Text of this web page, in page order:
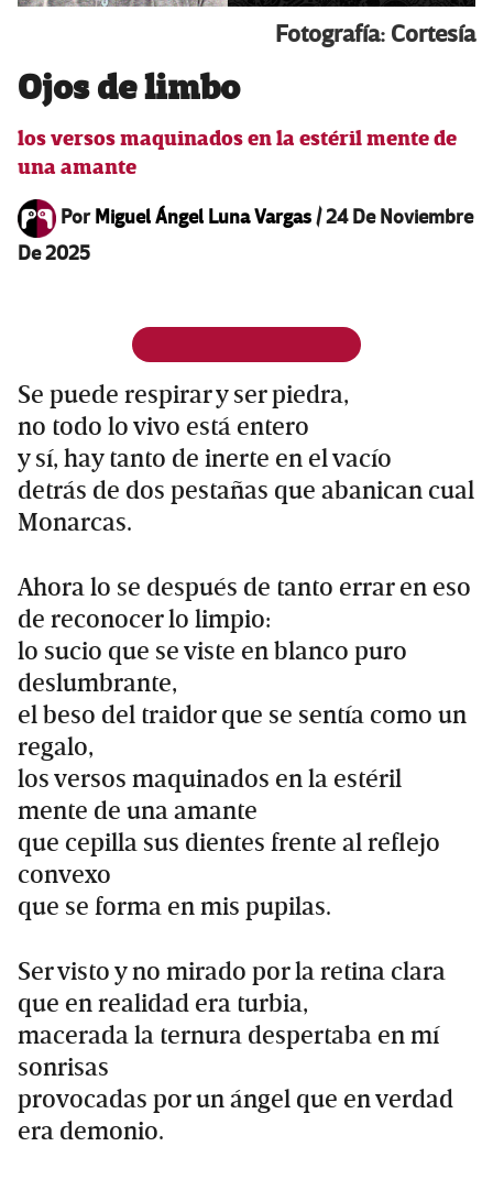
Fotografía: Cortesía
Ojos de limbo
los versos maquinados en la estéril mente de
una amante
PorMiguel Ángel Luna Vargas/24 De Noviembre
De 2025
Se puede respirar y ser piedra,
no todo lo vivo está entero
y sí, hay tanto de inerte en el vacío
detrás de dos pestañas que abanican cual
Monarcas.
Ahora lo se después de tanto errar en eso
de reconocer lo limpio:
lo sucio que se viste en blanco puro
deslumbrante,
el beso del traidor que se sentía como un
regalo,
los versos maquinados en la estéril
mente de una amante
que cepilla sus dientes frente al reflejo
convexo
que se forma en mis pupilas.
Ser visto y no mirado por la retina clara
que en realidad era turbia,
macerada la ternura despertaba en mí
sonrisas
provocadas por un ángel que en verdad
era demonio.